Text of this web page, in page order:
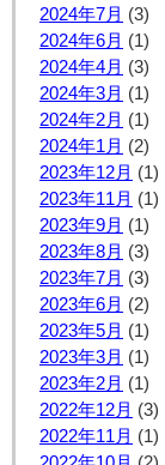
2024年7月 (3)
2024年6月 (1)
2024年4月 (3)
2024年3月 (1)
2024年2月 (1)
2024年1月 (2)
2023年12月 (1)
2023年11月 (1)
2023年9月 (1)
2023年8月 (3)
2023年7月 (3)
2023年6月 (2)
2023年5月 (1)
2023年3月 (1)
2023年2月 (1)
2022年12月 (3)
2022年11月 (1)